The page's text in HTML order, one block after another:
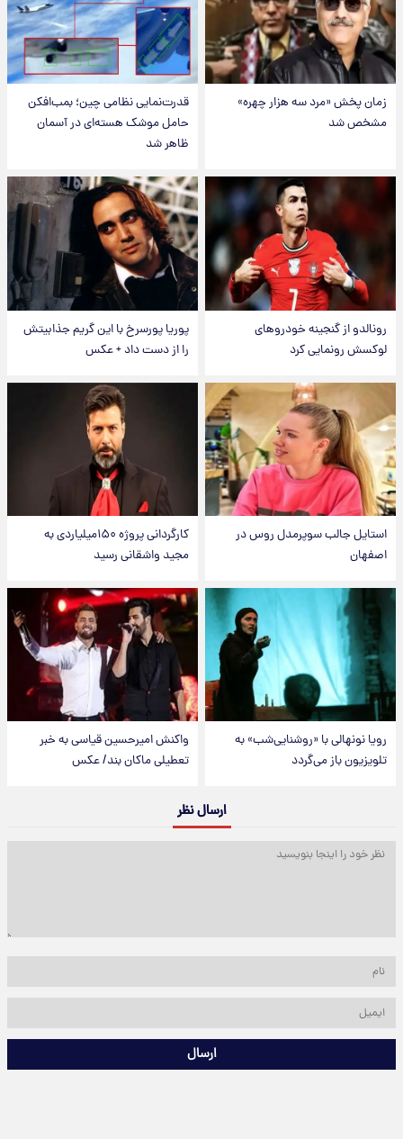
زمان پخش «مرد سه هزار چهره»
مشخص شد
قدرت‌نمایی نظامی چین؛ بمب‌افکن
حامل موشک هسته‌ای در آسمان
ظاهر شد
رونالدو از گنجینه خودروهای
لوکسش رونمایی کرد
پوریا پورسرخ با این گریم جذابیتش
را از دست داد + عکس
استایل جالب سوپرمدل روس در
اصفهان
کارگردانی پروژه ۱۵۰میلیاردی به
مجید واشقانی رسید
رویا نونهالی با «روشنایی‌شب» به
تلویزیون باز می‌گردد
واکنش امیرحسین قیاسی به خبر
تعطیلی ماکان بند/ عکس
ارسال نظر
ارسال